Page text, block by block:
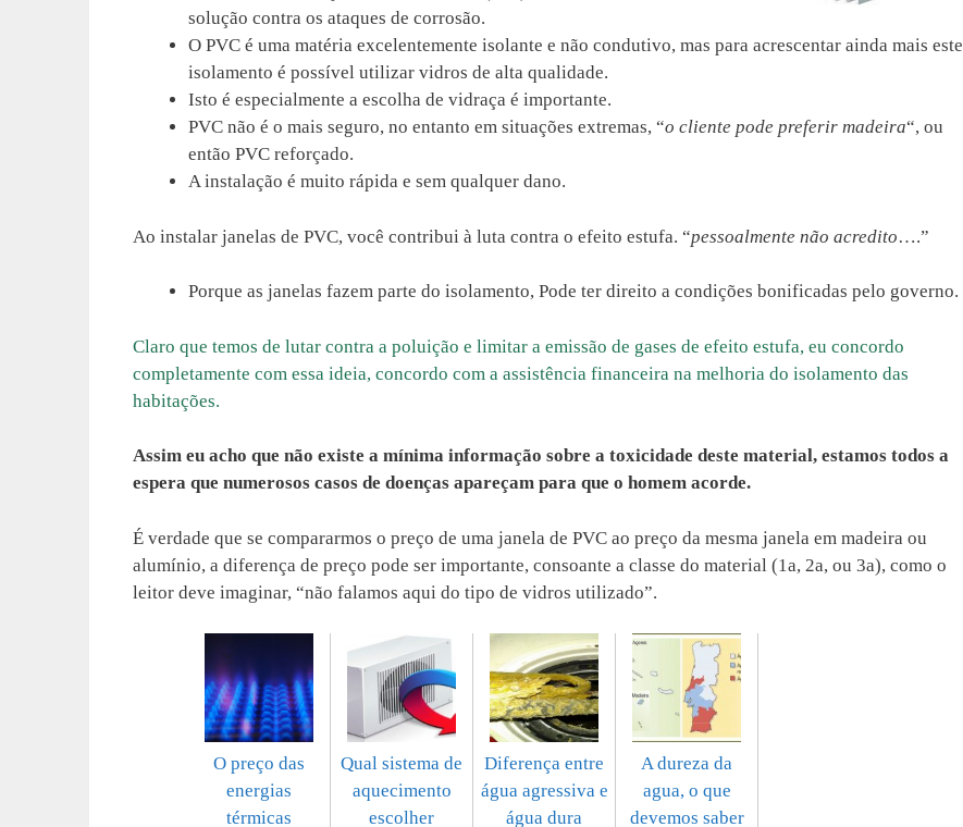
solução contra os ataques de corrosão.
O PVC é uma matéria excelentemente isolante e não condutivo, mas para acrescentar ainda mais este
isolamento é possível utilizar vidros de alta qualidade.
Isto é especialmente a escolha de vidraça é importante.
PVC não é o mais seguro, no entanto em situações extremas, “o cliente pode preferir madeira“, ou
então PVC reforçado.
A instalação é muito rápida e sem qualquer dano.
Ao instalar janelas de PVC, você contribui à luta contra o efeito estufa. “pessoalmente não acredito….”
Porque as janelas fazem parte do isolamento, Pode ter direito a condições bonificadas pelo governo.
Claro que temos de lutar contra a poluição e limitar a emissão de gases de efeito estufa, eu concordo
completamente com essa ideia, concordo com a assistência financeira na melhoria do isolamento das
habitações.
Assim eu acho que não existe a mínima informação sobre a toxicidade deste material, estamos todos a
espera que numerosos casos de doenças apareçam para que o homem acorde.
É verdade que se compararmos o preço de uma janela de PVC ao preço da mesma janela em madeira ou
alumínio, a diferença de preço pode ser importante, consoante a classe do material (1a, 2a, ou 3a), como o
leitor deve imaginar, “não falamos aqui do tipo de vidros utilizado”.
O preço das
energias
térmicas
Qual sistema de
aquecimento
escolher
Diferença entre
água agressiva e
água dura
A dureza da
agua, o que
devemos saber